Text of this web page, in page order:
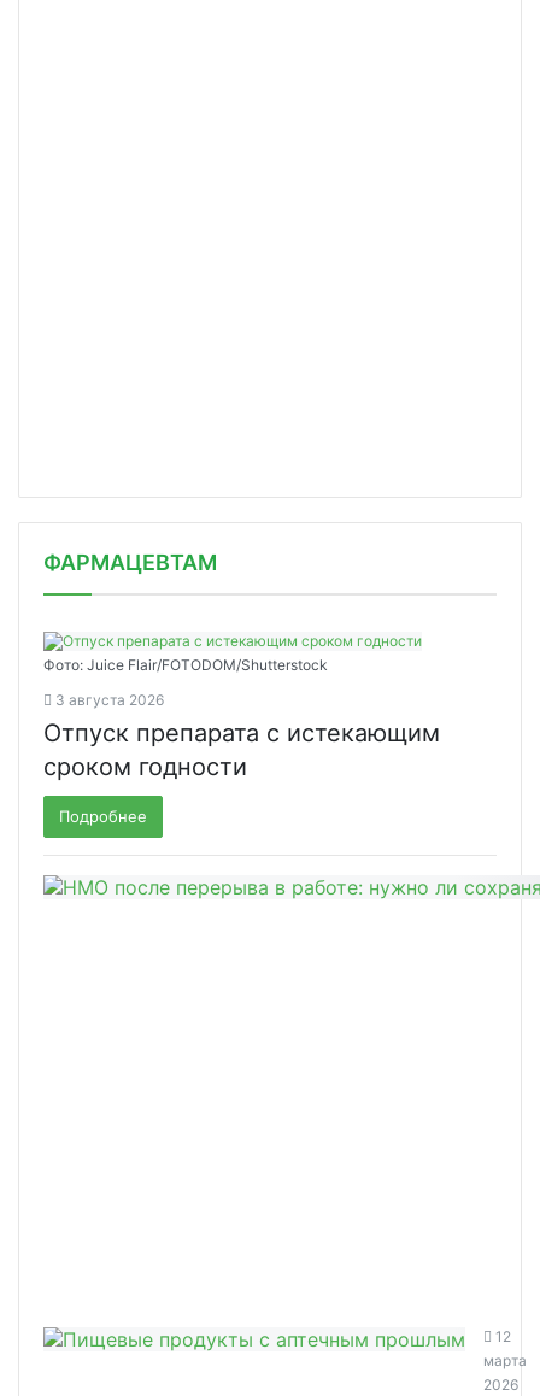
ФАРМАЦЕВТАМ
Фото: Juice Flair/FOTODOM/Shutterstoсk
3 августа 2026
Отпуск препарата с истекающим
сроком годности
Подробнее
12
марта
2026